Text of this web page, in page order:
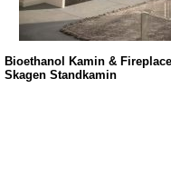
Bioethanol Kamin & Fireplace
Skagen Standkamin